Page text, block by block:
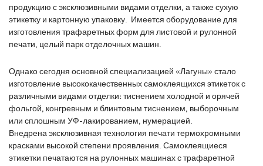
продукцию с эксклюзивными видами отделки, а также сухую
этикетку и картонную упаковку. Имеется оборудование для
изготовления трафаретных форм для листовой и рулонной
печати, целый парк отделочных машин.
Однако сегодня основной специализацией «Лагуны» стало
изготовление высококачественных самоклеящихся этикеток с
различными видами отделки: тиснением холодной и орячей
фольгой, конгревным и блинтовым тиснением, выборочным
или сплошным УФ-лакированием, нумерацией.
Внедрена эксклюзивная технология печати термохромными
красками высокой степени проявления. Самоклеящиеся
этикетки печатаются на рулонных машинах с трафаретной